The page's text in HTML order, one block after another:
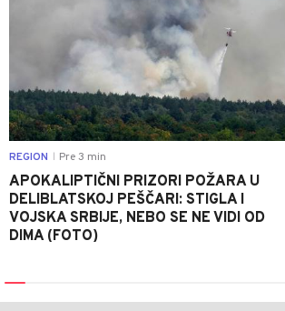
REGION Pre 3 min
APOKALIPTIČNI PRIZORI POŽARA U
DELIBLATSKOJ PEŠČARI: STIGLA I
VOJSKA SRBIJE, NEBO SE NE VIDI OD
DIMA (FOTO)